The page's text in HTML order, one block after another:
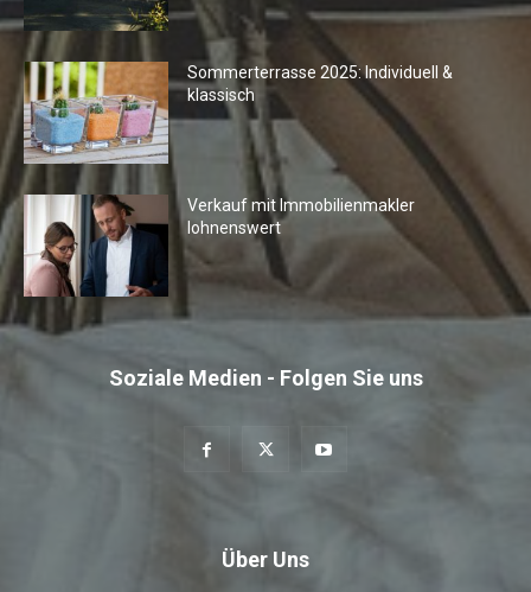
Sommerterrasse 2025: Individuell &
klassisch
Verkauf mit Immobilienmakler
lohnenswert
Soziale Medien - Folgen Sie uns
Über Uns